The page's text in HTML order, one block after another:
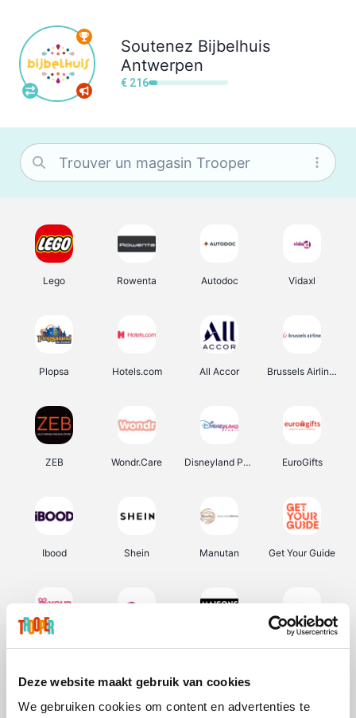
Deze website maakt gebruik van cookies
We gebruiken cookies om content en advertenties te
Soutenez Bijbelhuis
Antwerpen
€ 216
Lego Rowenta Autodoc Vidaxl
Plopsa Hotels.com All Accor Brussels Airlines
ZEB Wondr.Care Disneyland Paris EuroGifts
Ibood Shein Manutan Get Your Guide